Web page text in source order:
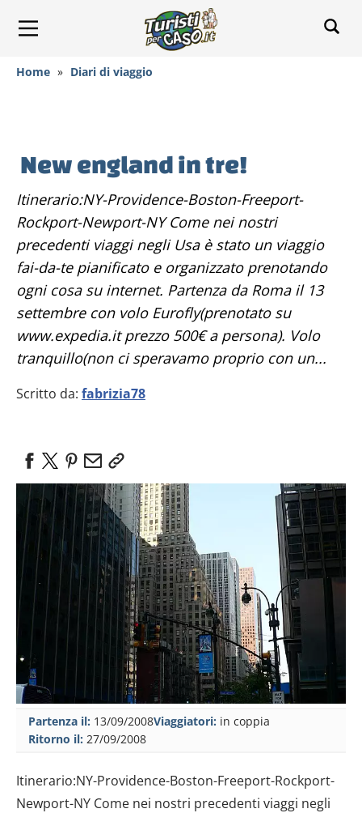
Home » Diari di viaggio
New england in tre!
Itinerario:NY-Providence-Boston-Freeport-
Rockport-Newport-NY Come nei nostri
precedenti viaggi negli Usa è stato un viaggio
fai-da-te pianificato e organizzato prenotando
ogni cosa su internet. Partenza da Roma il 13
settembre con volo Eurofly(prenotato su
www.expedia.it prezzo 500€ a persona). Volo
tranquillo(non ci speravamo proprio con un...
Scritto da: fabrizia78
Partenza il: 13/09/2008
Ritorno il: 27/09/2008
Viaggiatori: in coppia
Itinerario:NY-Providence-Boston-Freeport-Rockport-
Newport-NY Come nei nostri precedenti viaggi negli